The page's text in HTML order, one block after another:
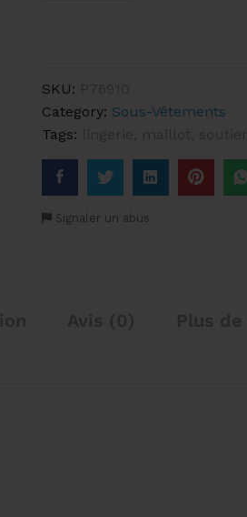
GEORGIA
quantity
SKU:
Category: Sous-Vêtements
Tags:
Signaler un abus